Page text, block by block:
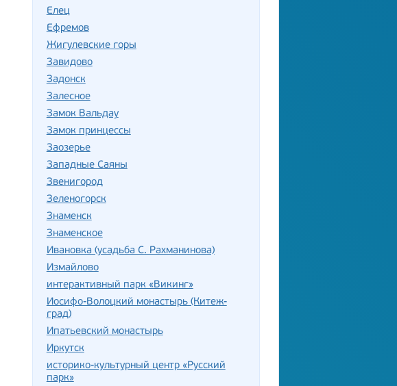
Елец
Ефремов
Жигулевские горы
Завидово
Задонск
Залесное
Замок Вальдау
Замок принцессы
Заозерье
Западные Саяны
Звенигород
Зеленогорск
Знаменск
Знаменское
Ивановка (усадьба С. Рахманинова)
Измайлово
интерактивный парк «Викинг»
Иосифо-Волоцкий монастырь (Китеж-
град)
Ипатьевский монастырь
Иркутск
историко-культурный центр «Русский
парк»